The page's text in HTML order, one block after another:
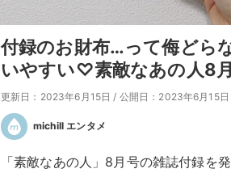
付録のお財布…って侮どら
いやすい♡素敵なあの人8
更新日：2023年6月15日 / 公開日：2023年6月15日
michill エンタメ
「素敵なあの人」8月号の雑誌付録を